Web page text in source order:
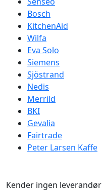
Bosch
KitchenAid
Wilfa
Eva Solo
Siemens
Sjöstrand
Nedis
Merrild
BKI
Gevalia
Fairtrade
Peter Larsen Kaffe
Kender ingen leverandør